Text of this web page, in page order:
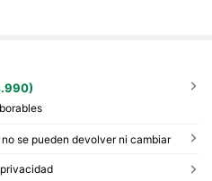
se pueden devolver ni cambiar